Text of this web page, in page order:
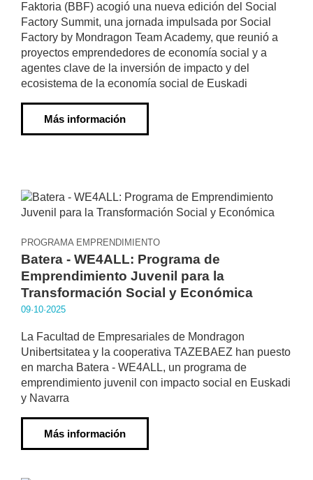
Faktoria (BBF) acogió una nueva edición del Social
Factory Summit, una jornada impulsada por Social
Factory by Mondragon Team Academy, que reunió a
proyectos emprendedores de economía social y a
agentes clave de la inversión de impacto y del
ecosistema de la economía social de Euskadi
Más información
PROGRAMA EMPRENDIMIENTO
Batera - WE4ALL: Programa de
Emprendimiento Juvenil para la
Transformación Social y Económica
09·10·2025
La Facultad de Empresariales de Mondragon
Unibertsitatea y la cooperativa TAZEBAEZ han puesto
en marcha Batera - WE4ALL, un programa de
emprendimiento juvenil con impacto social en Euskadi
y Navarra
Más información